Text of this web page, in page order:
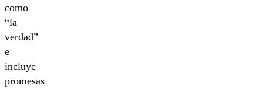
como
“la
verdad”
e
incluye
promesas